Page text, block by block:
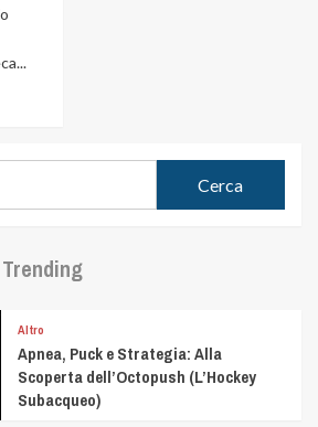
Trending
Altro
Apnea, Puck e Strategia: Alla
Scoperta dell’Octopush (L’Hockey
Subacqueo)